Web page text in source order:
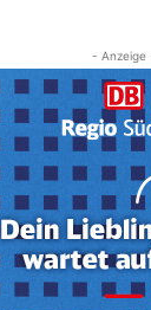
- Anzeige